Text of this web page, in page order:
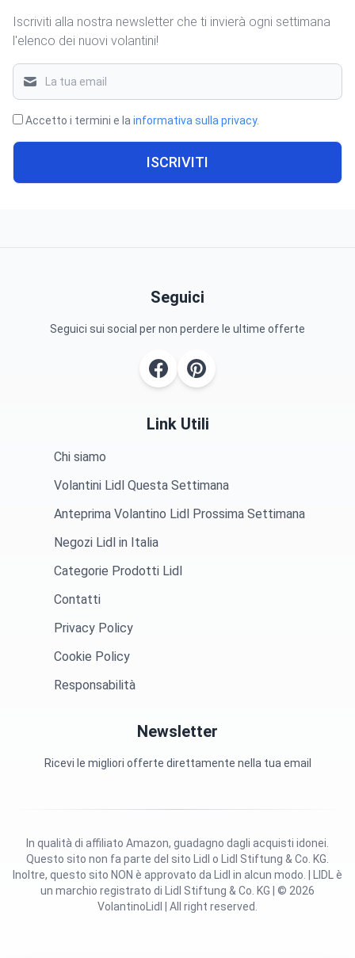
Iscriviti alla nostra newsletter che ti invierà ogni settimana
l'elenco dei nuovi volantini!
Accetto i termini e la informativa sulla privacy.
ISCRIVITI
Seguici
Seguici sui social per non perdere le ultime offerte
Link Utili
Chi siamo
Volantini Lidl Questa Settimana
Anteprima Volantino Lidl Prossima Settimana
Negozi Lidl in Italia
Categorie Prodotti Lidl
Contatti
Privacy Policy
Cookie Policy
Responsabilità
Newsletter
Ricevi le migliori offerte direttamente nella tua email
Questo sito non fa parte del sito Lidl o Lidl Stiftung & Co. KG.
Inoltre, questo sito NON è approvato da Lidl in alcun modo. | LIDL è
un marchio registrato di Lidl Stiftung & Co. KG | © 2026
VolantinoLidl | All right reserved.
In qualità di affiliato Amazon, guadagno dagli acquisti idonei.